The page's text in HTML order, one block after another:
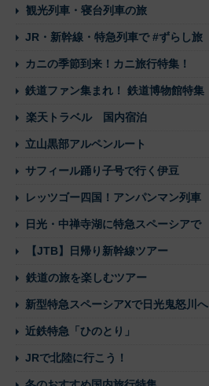
観光列車・寝台列車の旅
JR・新幹線・特急列車で #ずらし旅
カニの季節到来！カニ旅行特集！
鉄道ファン集まれ！ 鉄道博物館特集
楽天トラベル 国内宿泊
立山黒部アルペンルート
サフィール踊り子号で行く伊豆
レッツゴー四国！アンパンマン列車
日光・中禅寺湖に特急スペーシアで
【JTB】日帰り新幹線ツアー
鉄道の旅を楽しむツアー
新型特急スペーシアXで日光鬼怒川へ
近鉄特急「ひのとり」
JRで北陸に行こう！